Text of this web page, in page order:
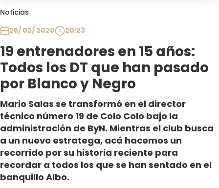
Noticias
25/ 02/ 2020
20:23
19 entrenadores en 15 años:
Todos los DT que han pasado
por Blanco y Negro
Mario Salas se transformó en el director
técnico número 19 de Colo Colo bajo la
administración de ByN. Mientras el club busca
a un nuevo estratega, acá hacemos un
recorrido por su historia reciente para
recordar a todos los que se han sentado en el
banquillo Albo.
Plan Perfecto
El Tiempo
Sabingo
Todos Los Programas